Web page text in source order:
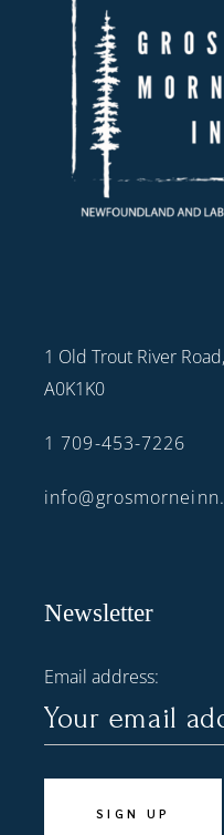
1 Old Trout River
A0K1K0
1 709-453-7226
Newsletter
Email address: